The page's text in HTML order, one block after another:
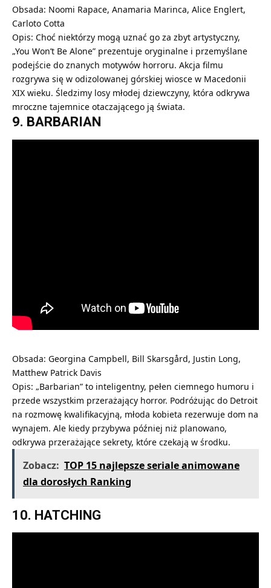
Obsada: Noomi Rapace, Anamaria Marinca, Alice Englert,
Carloto Cotta
Opis: Choć niektórzy mogą uznać go za zbyt artystyczny,
„You Won’t Be Alone” prezentuje oryginalne i przemyślane
podejście do znanych motywów horroru. Akcja filmu
rozgrywa się w odizolowanej górskiej wiosce w Macedonii
XIX wieku. Śledzimy losy młodej dziewczyny, która odkrywa
mroczne tajemnice otaczającego ją świata.
9. BARBARIAN
Obsada: Georgina Campbell, Bill Skarsgård, Justin Long,
Matthew Patrick Davis
Opis: „Barbarian” to inteligentny, pełen ciemnego humoru i
przede wszystkim przerażający horror. Podróżując do Detroit
na rozmowę kwalifikacyjną, młoda kobieta rezerwuje dom na
wynajem. Ale kiedy przybywa później niż planowano,
odkrywa przerażające sekrety, które czekają w środku.
Zobacz: TOP 15 najlepsze seriale animowane
dla dorosłych Ranking
10. HATCHING